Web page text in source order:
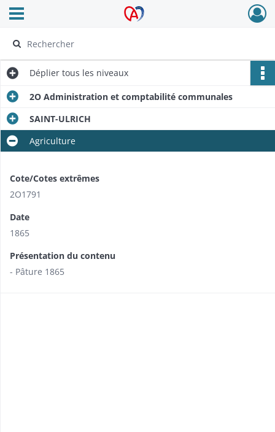
Archives Alsace - Colmar
Ouvrir le menu déroulant
Déplier tous les niveaux
2O Administration et comptabilité communales
SAINT-ULRICH
Agriculture
Cote/Cotes extrêmes
2O1791
Date
1865
Présentation du contenu
- Pâture 1865